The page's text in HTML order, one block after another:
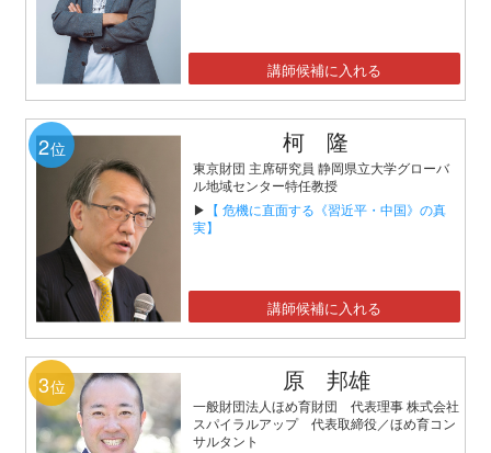
講師候補に入れる
2位 柯 隆
東京財団 主席研究員 静岡県立大学グローバ
ル地域センター特任教授
▶ 【 危機に直面する《習近平・中国》の真
実】
講師候補に入れる
3位 原 邦雄
一般財団法人ほめ育財団 代表理事 株式会社
スパイラルアップ 代表取締役／ほめ育コン
サルタント